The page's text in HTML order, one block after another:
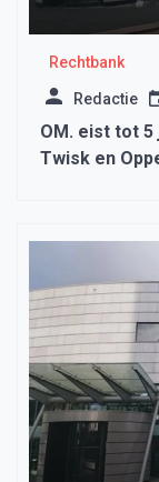
Rechtbank
Redactie
OM. eist tot
Twisk en